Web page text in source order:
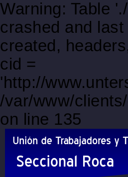
Warning: Table
crashed and
created,
cid =
'http://
/var/www/
on line 135